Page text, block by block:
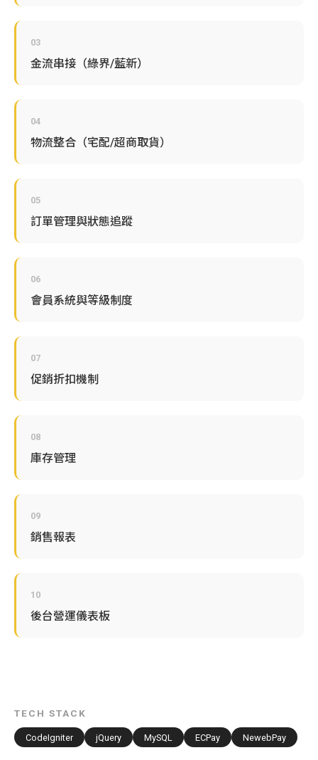
03
金流串接（綠界/藍新）
04
物流整合（宅配/超商取貨）
05
訂單管理與狀態追蹤
06
會員系統與等級制度
07
促銷折扣機制
08
庫存管理
09
銷售報表
10
後台營運儀表板
TECH STACK
CodeIgniter jQuery MySQL ECPay NewebPay